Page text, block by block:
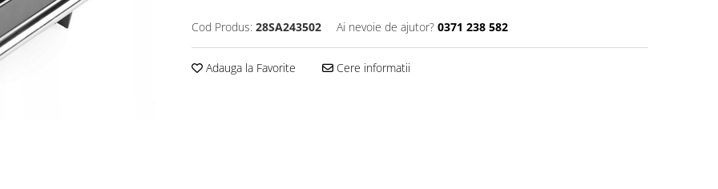
Cod Produs: 28SA243502 Ai nevoie de ajutor? 0371 238 582
Adauga la Favorite Cere informatii